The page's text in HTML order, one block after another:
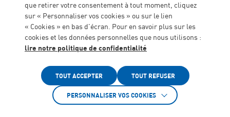
4 membres fondateurs
17 membres élus répartis en 3 collèges :
10 personnes physiques
4 représentants des personnes accompagnées
élus par leurs pairs en Conseil de la Vie Sociale
que retirer votre consentement à tout moment, cliquez
sur « Personnaliser vos cookies » ou sur le lien
« Cookies » en bas d'écran. Pour en savoir plus sur les
cookies et les données personnelles que nous utilisons :
lire notre politique de confidentialité
TOUT ACCEPTER TOUT REFUSER
PERSONNALISER VOS COOKIES